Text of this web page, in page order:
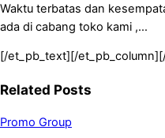
Waktu terbatas dan
ada di cabang toko kami ,…
[/et_pb_text][/
Related Posts
Promo Group